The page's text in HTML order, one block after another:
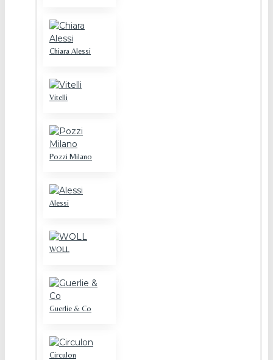
Chiara Alessi
Vitelli
Pozzi Milano
Alessi
WOLL
Guerlie & Co
Circulon